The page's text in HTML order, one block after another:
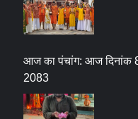
आज का पंचांग: आज दिनांक
2083